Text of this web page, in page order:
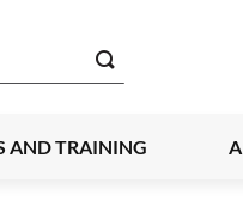
AND TRAINING